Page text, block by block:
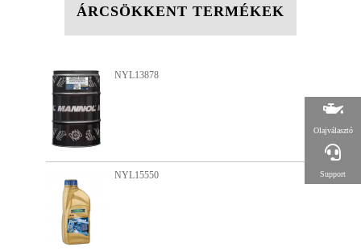
ÁRCSÖKKENT TERMÉKEK
Olajválasztó
Support